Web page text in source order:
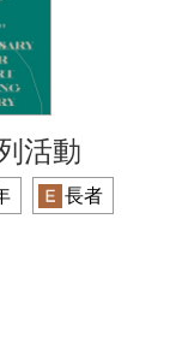
活動
長者